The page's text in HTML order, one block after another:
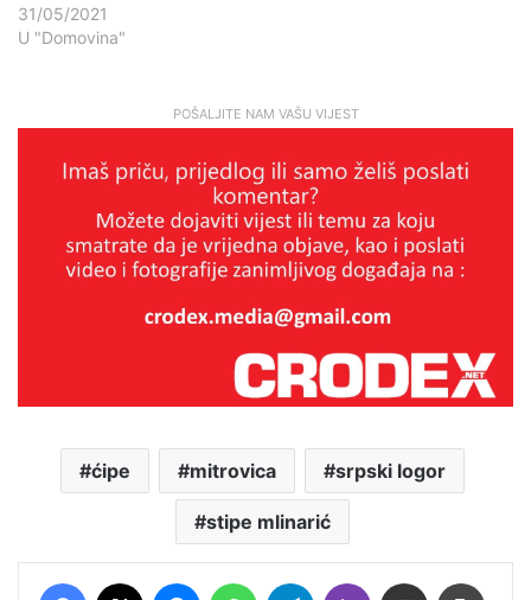
31/05/2021
U "Domovina"
POŠALJITE NAM VAŠU VIJEST
ćipe mitrovica srpski logor
stipe mlinarić
Facebook MessengerWhatsAppTelegram Viber Podijeli putem E-maila